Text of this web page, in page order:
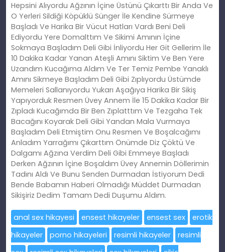
Hepsini Alıyordu Ağzının İçine Üstünü Çıkarttı Bir Anda Ve
O Yerleri Sildiği Köpüklü Sünger İle Kendine Sürmeye
Başladı Ve Harika Bir Vücut Hatları Vardı Beni Deli
Ediyordu Yere Domalttım Ve Sikimi Amının İçine
Sokmaya Başladım Deli Gibi İnliyordu Her Git Gellerim İle
10 Dakika Kadar Yanan Ateşli Amını Siktim Ve Ben Yere
Uzandım Kucağıma Aldım Ve Ter Temiz Pembe Yanaklı
Amını Sikmeye Başladım Deli Gibi Zıplıyordu Üstümde
Memeleri Sallanıyordu Yukarı Aşağıya Harika Bir Sikiş
Yapıyorduk Resmen Üvey Annem İle 15 Dakika Kadar Bir
Zıpladı Kucağımda Bir Ben Zıplatttım Ve Tezgaha Tek
Bacağını Koyarak Deli Gibi Yandan Mala Vurmaya
Başladım Deli Etmiştim Onu Resmen Ve Boşalcağımı
Anladım Yarrağımı Çıkarttım Önümde Diz Çöktü Ve
Dalgamı Ağzına Verdim Deli Gibi Emmeye Başladı
Derken Ağzının İçine Boşaldım Üvey Annemin Döllerimin
Tadını Aldı Ve Bunu Senden Durmadan İstiyorum Dedi
Bende Babamın Haberi Olmadığı Müddet Durmadan
Sikişiriz Dedim Tamam Dedi Duşumu Aldım.
anal sex hikayesi ensest hikayeler ensest sex
erotik
hikayeler
porno hikayeleri resimli hikayeler
resimli